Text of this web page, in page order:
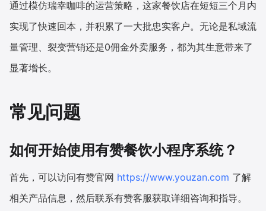
通过模仿瑞幸咖啡的运营策略，这家餐饮店在短短三个月内
实现了快速回本，并积累了一大批忠实客户。无论是私域流
量管理、裂变营销还是0佣金外卖服务，都为其生意带来了
显著增长。
常见问题
如何开始使用有赞餐饮小程序系统？
首先，可以访问有赞官网 https://www.youzan.com 了解
相关产品信息，然后联系有赞客服获取详细咨询和指导。